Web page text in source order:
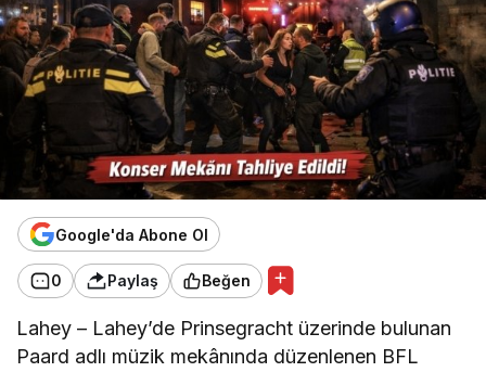
Google'da Abone Ol
0 Paylaş Beğen
Lahey – Lahey’de Prinsegracht üzerinde bulunan
Paard adlı müzik mekânında düzenlenen BFL